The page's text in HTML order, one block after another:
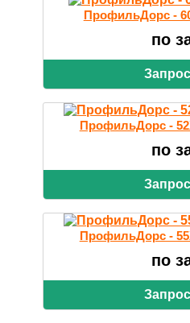
ПрофильДорс -
по
ПрофильДорс -
по
ПрофильДорс -
по